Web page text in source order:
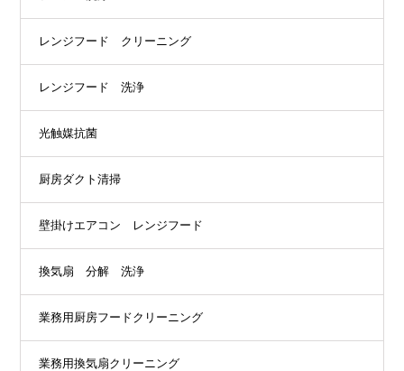
レンジフード クリーニング
レンジフード 洗浄
光触媒抗菌
厨房ダクト清掃
壁掛けエアコン レンジフード
換気扇 分解 洗浄
業務用厨房フードクリーニング
業務用換気扇クリーニング